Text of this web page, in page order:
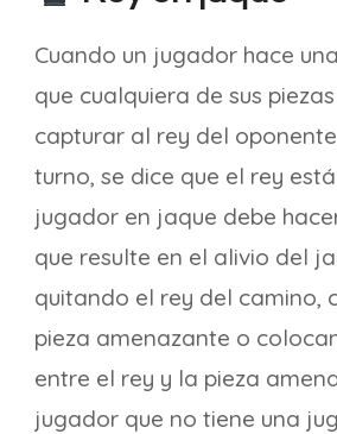
Cuando un jugador hace
que cualquiera de sus
capturar al rey del
turno, se dice que el rey
jugador en jaque debe
que resulte en el alivio del
quitando el rey del camino,
pieza amenazante o
entre el rey y la pieza
jugador que no tiene una